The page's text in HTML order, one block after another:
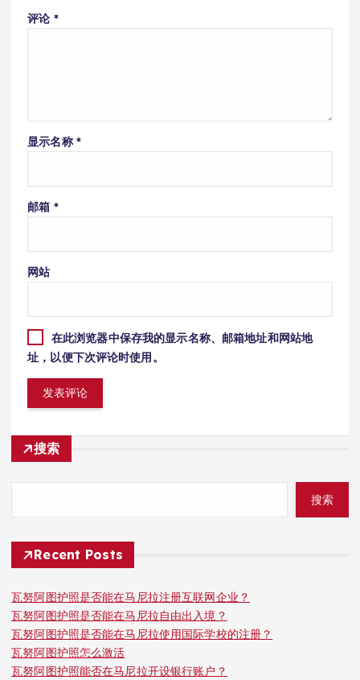
评论 *
显示名称 *
邮箱 *
网站
在此浏览器中保存我的显示名称、邮箱地址和网站地
址，以便下次评论时使用。
搜索
搜索
Recent Posts
瓦努阿图护照是否能在马尼拉注册互联网企业？
瓦努阿图护照是否能在马尼拉自由出入境？
瓦努阿图护照是否能在马尼拉使用国际学校的注册？
瓦努阿图护照怎么激活
瓦努阿图护照能否在马尼拉开设银行账户？